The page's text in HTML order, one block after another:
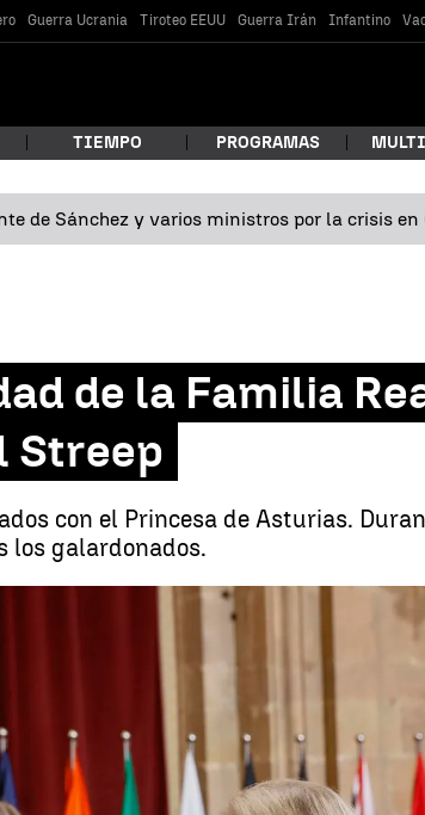
Guerra Ucrania Tiroteo EEUU Guerra Irán Infantino
TIEMPO PROGRAMAS
de Sánchez y varios ministros por la crisis en
de la Familia
Streep
con el Princesa de Asturias.
los galardonados.